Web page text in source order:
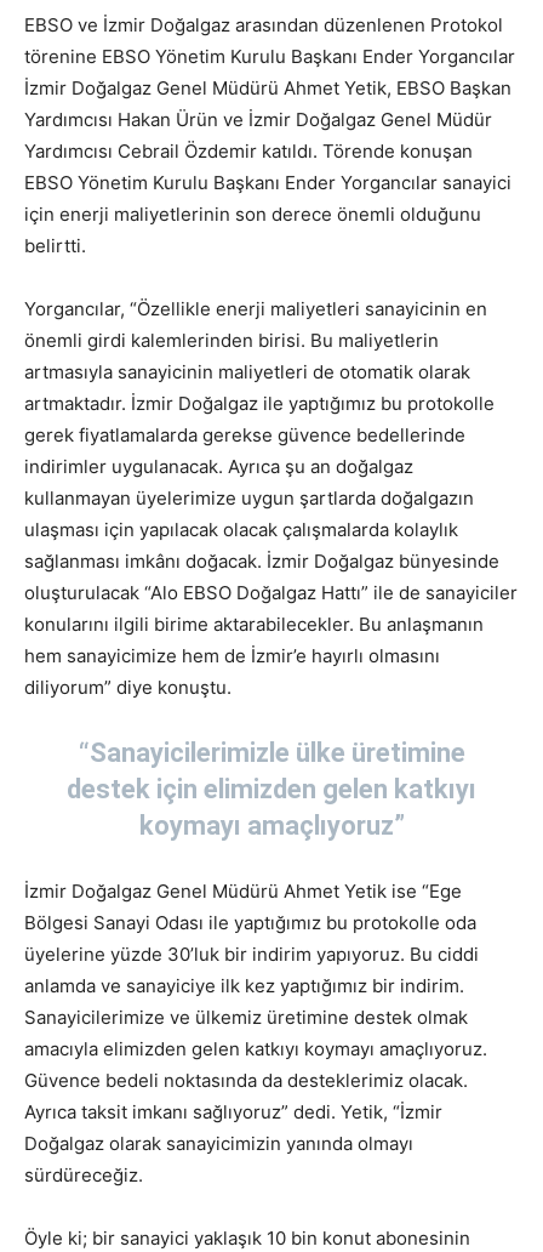
EBSO ve İzmir Doğalgaz arasından düzenlenen Protokol
törenine EBSO Yönetim Kurulu Başkanı Ender Yorgancılar
İzmir Doğalgaz Genel Müdürü Ahmet Yetik, EBSO Başkan
Yardımcısı Hakan Ürün ve İzmir Doğalgaz Genel Müdür
Yardımcısı Cebrail Özdemir katıldı. Törende konuşan
EBSO Yönetim Kurulu Başkanı Ender Yorgancılar sanayici
için enerji maliyetlerinin son derece önemli olduğunu
belirtti.
Yorgancılar, “Özellikle enerji maliyetleri sanayicinin en
önemli girdi kalemlerinden birisi. Bu maliyetlerin
artmasıyla sanayicinin maliyetleri de otomatik olarak
artmaktadır. İzmir Doğalgaz ile yaptığımız bu protokolle
gerek fiyatlamalarda gerekse güvence bedellerinde
indirimler uygulanacak. Ayrıca şu an doğalgaz
kullanmayan üyelerimize uygun şartlarda doğalgazın
ulaşması için yapılacak olacak çalışmalarda kolaylık
sağlanması imkânı doğacak. İzmir Doğalgaz bünyesinde
oluşturulacak “Alo EBSO Doğalgaz Hattı” ile de sanayiciler
konularını ilgili birime aktarabilecekler. Bu anlaşmanın
hem sanayicimize hem de İzmir’e hayırlı olmasını
diliyorum” diye konuştu.
“Sanayicilerimizle ülke üretimine
destek için elimizden gelen katkıyı
koymayı amaçlıyoruz”
İzmir Doğalgaz Genel Müdürü Ahmet Yetik ise “Ege
Bölgesi Sanayi Odası ile yaptığımız bu protokolle oda
üyelerine yüzde 30’luk bir indirim yapıyoruz. Bu ciddi
anlamda ve sanayiciye ilk kez yaptığımız bir indirim.
Sanayicilerimize ve ülkemiz üretimine destek olmak
amacıyla elimizden gelen katkıyı koymayı amaçlıyoruz.
Güvence bedeli noktasında da desteklerimiz olacak.
Ayrıca taksit imkanı sağlıyoruz” dedi. Yetik, “İzmir
Doğalgaz olarak sanayicimizin yanında olmayı
sürdüreceğiz.
Öyle ki; bir sanayici yaklaşık 10 bin konut abonesinin